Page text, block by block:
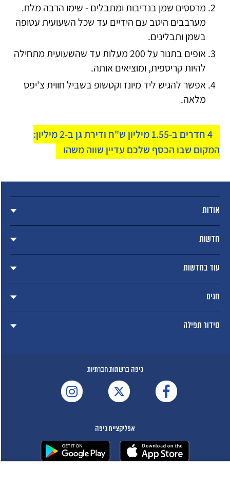
מרססים שמן בנדיבות ומתבלים - שימו הרבה מלח.
מערבבים היטב עם הידיים עד שכל השעועית עטופה
בשמן ותבלינים.
אופים בתנור על 200 מעלות עד שהשעועית מתחילה
להיות קריספית, ומוציאים אותה.
אפשר להגיש ליד מיונז וקטשופ בשביל חווית צ'יפס
מלאה.
4 חדרים ב-1.55 מיליון ש"ח ודירת גן ב-2 מיליון:
המקום שבו הכסף שלכם עדיין שווה משהו
אודות
חדשות
עוד בחדשות
חגים
סידור תפילה
כיפה ברשתות חברתיות
אפליקציית כיפה